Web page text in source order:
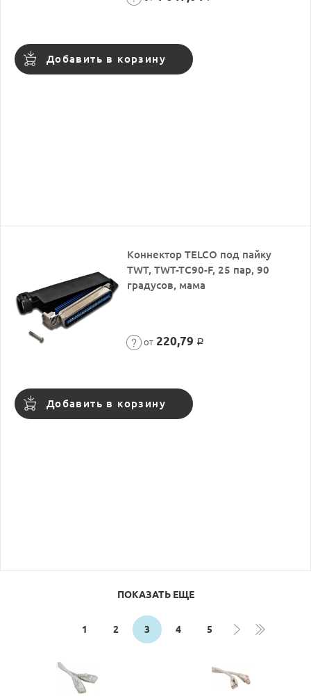
Добавить в корзину
Коннектор TELCO под пайку
TWT, TWT-TC90-F, 25 пар, 90
градусов, мама
от 220,79 Р
Добавить в корзину
ПОКАЗАТЬ ЕЩЕ
1 2 3 4 5